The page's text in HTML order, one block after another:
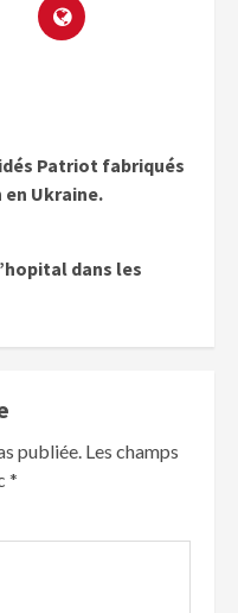
Patriot fabriqués
Ukraine.
dans les
publiée. Les champs
*